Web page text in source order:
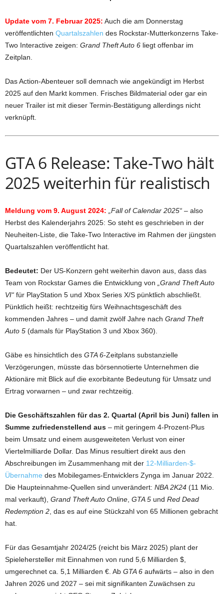
Update vom 7. Februar 2025: Auch die am Donnerstag
veröffentlichten Quartalszahlen des Rockstar-Mutterkonzerns Take-
Two Interactive zeigen: Grand Theft Auto 6 liegt offenbar im
Zeitplan.
Das Action-Abenteuer soll demnach wie angekündigt im Herbst
2025 auf den Markt kommen. Frisches Bildmaterial oder gar ein
neuer Trailer ist mit dieser Termin-Bestätigung allerdings nicht
verknüpft.
GTA 6 Release: Take-Two hält
2025 weiterhin für realistisch
Meldung vom 9. August 2024: „Fall of Calendar 2025“ – also
Herbst des Kalenderjahrs 2025: So steht es geschrieben in der
Neuheiten-Liste, die Take-Two Interactive im Rahmen der jüngsten
Quartalszahlen veröffentlicht hat.
Bedeutet: Der US-Konzern geht weiterhin davon aus, dass das
Team von Rockstar Games die Entwicklung von
„Grand Theft Auto
VI“ für PlayStation 5 und Xbox Series X/S pünktlich abschließt.
Pünktlich heißt: rechtzeitig fürs Weihnachtsgeschäft des
kommenden Jahres – und damit zwölf Jahre nach Grand Theft
Auto 5 (damals für PlayStation 3 und Xbox 360).
Gäbe es hinsichtlich des GTA 6-Zeitplans substanzielle
Verzögerungen, müsste das börsennotierte Unternehmen die
Aktionäre mit Blick auf die exorbitante Bedeutung für Umsatz und
Ertrag vorwarnen – und zwar rechtzeitig.
Die Geschäftszahlen für das 2. Quartal (April bis Juni) fallen in
Summe zufriedenstellend aus – mit geringem 4-Prozent-Plus
beim Umsatz und einem ausgeweiteten Verlust von einer
Viertelmilliarde Dollar. Das Minus resultiert direkt aus den
Abschreibungen im Zusammenhang mit der 12-Milliarden-$-
Übernahme des Mobilegames-Entwicklers Zynga im Januar 2022.
Die Haupteinnahme-Quellen sind unverändert: NBA 2K24 (11 Mio.
mal verkauft), Grand Theft Auto Online GTA 5 und Red Dead
Redemption 2 , das es auf eine Stückzahl von 65 Millionen gebracht
hat.
Für das Gesamtjahr 2024/25 (reicht bis März 2025) plant der
Spielehersteller mit Einnahmen von rund 5,6 Milliarden $,
umgerechnet ca. 5,1 Milliarden €. Ab GTA 6 aufwärts – also in den
Jahren 2026 und 2027 – sei mit signifikanten Zuwächsen zu